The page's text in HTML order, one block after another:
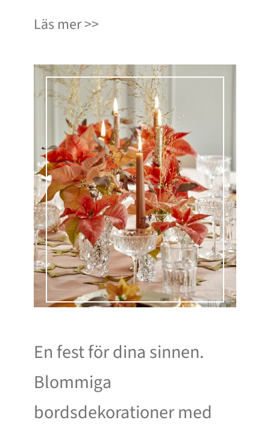
Läs mer
En fest för dina sinnen.
Blommiga
bordsdekorationer med